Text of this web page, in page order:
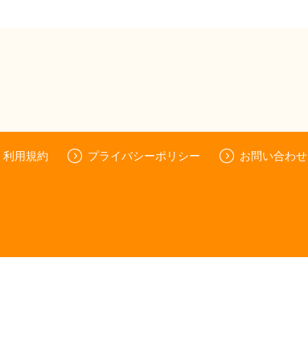
利用規約 プライバシーポリシー お問い合わせ